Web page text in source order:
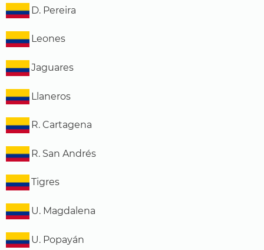
D. Pereira
Leones
Jaguares
Llaneros
R. Cartagena
R. San Andrés
Tigres
U. Magdalena
U. Popayán